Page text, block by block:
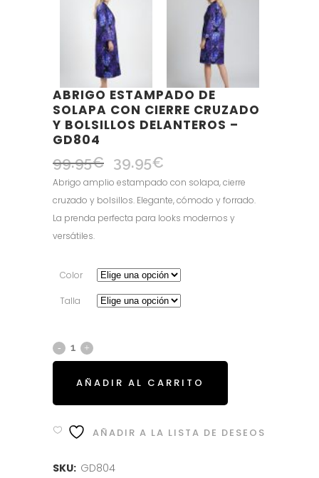
ABRIGO ESTAMPADO DE
SOLAPA CON CIERRE CRUZADO
Y BOLSILLOS DELANTEROS –
GD804
99.95€
El
precio
original
era:
39.95€
precio
actual
es:
Abrigo amplio estampado con solapa, cierre
cruzado y bolsillos. Elegante, cómodo y forrado.
La prenda perfecta para looks modernos y
versátiles.
Color
Talla
AÑADIR AL CARRITO
AÑADIR A LA LISTA DE DESEOS
SKU: GD804